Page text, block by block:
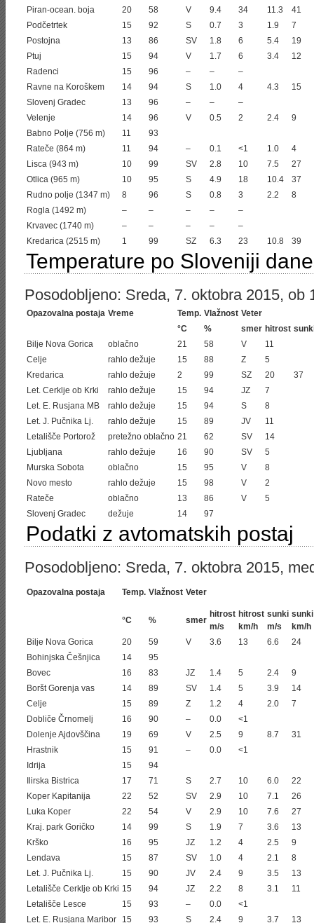
Piran-ocean. boja
20 58 V 9.4 34 11.3
41
Podčetrtek
15 92 S 0.7 3 1.9
7
Postojna
13 86 SV 1.8 6 5.4
19
Ptuj
15 94 V 1.7 6 3.4
12
Radenci
15 96 – –
–
Ravne na Koroškem
14 94 S 1.0 4 4.3
15
Slovenj Gradec
13 96 – –
–
Velenje
14 96 V 0.5 2 2.4
9
Babno Polje (756 m)
11
93
Rateče (864 m)
11 94 – 0.1 <1 1.0
4
Lisca (943 m)
10 99 SV 2.8 10 7.5
27
Otlica (965 m)
10 95 S 4.9 18 10.4
37
Rudno polje (1347 m)
8 96 S 0.8 3 2.2
8
Rogla (1492 m)
– – – –
–
Krvavec (1740 m)
– – – –
–
Kredarica (2515 m)
1 99 SZ 6.3 23 10.8 39
Temperature po Sloveniji
Posodobljeno: Sreda, 7. oktobra 2015, ob
Opazovalna postaja Vreme Temp. Vlažnost Veter
°C
% smer hitrost
Bilje Nova Gorica
oblačno 21 58 V
11
Celje
rahlo dežuje 15 88 Z
5
Kredarica
rahlo dežuje 2 99 SZ 20
37
Let. Cerklje ob Krki
rahlo dežuje 15 94 JZ
7
Let. E. Rusjana MB
rahlo dežuje 15 94 S
8
Let. J. Pučnika Lj.
rahlo dežuje 15 89 JV
11
Letališče Portorož
pretežno oblačno 21 62 SV
14
Ljubljana
rahlo dežuje 16 90 SV
5
Murska Sobota
oblačno 15 95 V
8
Novo mesto
rahlo dežuje 15 98 V
2
Rateče
oblačno 13 86 V
5
Slovenj Gradec
dežuje 14 97
Podatki z avtomatskih postaj
Posodobljeno: Sreda, 7. oktobra 2015,
Opazovalna postaja Temp. Vlažnost Veter
°C % smer
hitrost
m/s
hitrost
km/h
sunki
m/s
sunki
km/h
Bilje Nova Gorica
20 59 V 3.6 13 6.6
24
Bohinjska Češnjica
14
95
Bovec
16 83 JZ 1.4 5 2.4
9
Boršt Gorenja vas
14 89 SV 1.4 5 3.9
14
Celje
15 89 Z 1.2 4 2.0
7
Dobliče Črnomelj
16 90 – 0.0
<1
Dolenje Ajdovščina
19 69 V 2.5 9 8.7
31
Hrastnik
15 91 – 0.0
<1
Idrija
15
94
Ilirska Bistrica
17 71 S 2.7 10 6.0
22
Koper Kapitanija
22 52 SV 2.9 10 7.1
26
Luka Koper
22 54 V 2.9 10 7.6
27
Kraj. park Goričko
14 99 S 1.9 7 3.6
13
Krško
16 95 JZ 1.2 4 2.5
9
Lendava
15 87 SV 1.0 4 2.1
8
Let. J. Pučnika Lj.
15 90 JV 2.4 9 3.5
13
Letališče Cerklje ob Krki 15 94 JZ 2.2 8 3.1
11
Letališče Lesce
15 93 – 0.0
<1
Let. E. Rusjana Maribor
15 93 S 2.4 9 3.7
13